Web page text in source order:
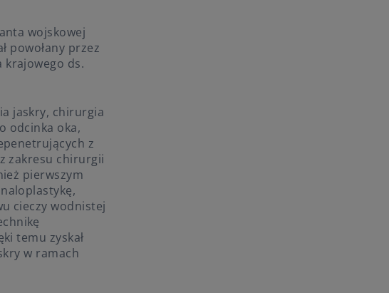
wojskowej
powołany przez
ds.
jaskry, chirurgia
odcinka oka,
z
zakresu chirurgii
pierwszym
cieczy wodnistej
temu zyskał
w ramach